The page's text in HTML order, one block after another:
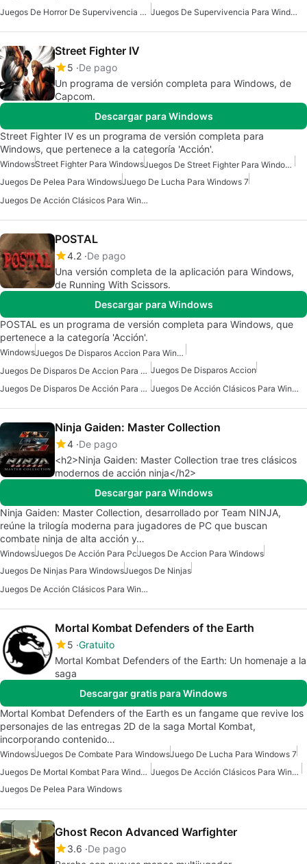
Juegos De Horror De Supervivencia Gratuitos Para Windows
Juegos De Supervivencia Para Windows
Street Fighter IV
5 De pago
Un programa de versión completa para Windows, de
Capcom.
Descargar para Windows
Street Fighter IV es un programa de versión completa para
Windows, que pertenece a la categoría 'Acción'.
WindowsStreet Fighter Para Windows
Juegos De Street Fighter Para Windows
Juegos De Pelea Para WindowsJuego De Lucha Para Windows 7
Juegos De Acción Clásicos Para Windows
POSTAL
4.2 De pago
Una versión completa de la aplicación para Windows,
de Running With Scissors.
Descargar para Windows
POSTAL es un programa de versión completa para Windows, que
pertenece a la categoría 'Acción'.
Windows
Juegos De Disparos Accion Para Windows 7
Juegos De Disparos De Accion Para Windows Juegos De Disparos Accion
Juegos De Disparos De Acción Para Windows 11
Juegos De Acción Clásicos Para Windows
Ninja Gaiden: Master Collection
4 De pago
<h2>Ninja Gaiden: Master Collection trae tres clásicos
modernos de acción ninja</h2>
Descargar para Windows
Ninja Gaiden: Master Collection, desarrollado por Team NINJA,
reúne la trilogía moderna para jugadores de PC que buscan
combate ninja de alta acción y…
WindowsJuegos De Acción Para PcJuegos De Accion Para Windows
Juegos De Ninjas Para WindowsJuegos De Ninjas
Juegos De Acción Clásicos Para Windows
Mortal Kombat Defenders of the Earth
5 Gratuito
Mortal Kombat Defenders of the Earth: Un homenaje a la
saga
Descargar gratis para Windows
Mortal Kombat Defenders of the Earth es un fangame que revive los
personajes de las entregas 2D de la saga Mortal Kombat,
incorporando contenido…
WindowsJuegos De Combate Para WindowsJuego De Lucha Para Windows 7
Juegos De Mortal Kombat Para Windows
Juegos De Acción Clásicos Para Windows
Juegos De Pelea Para Windows
Ghost Recon Advanced Warfighter
3.6 De pago